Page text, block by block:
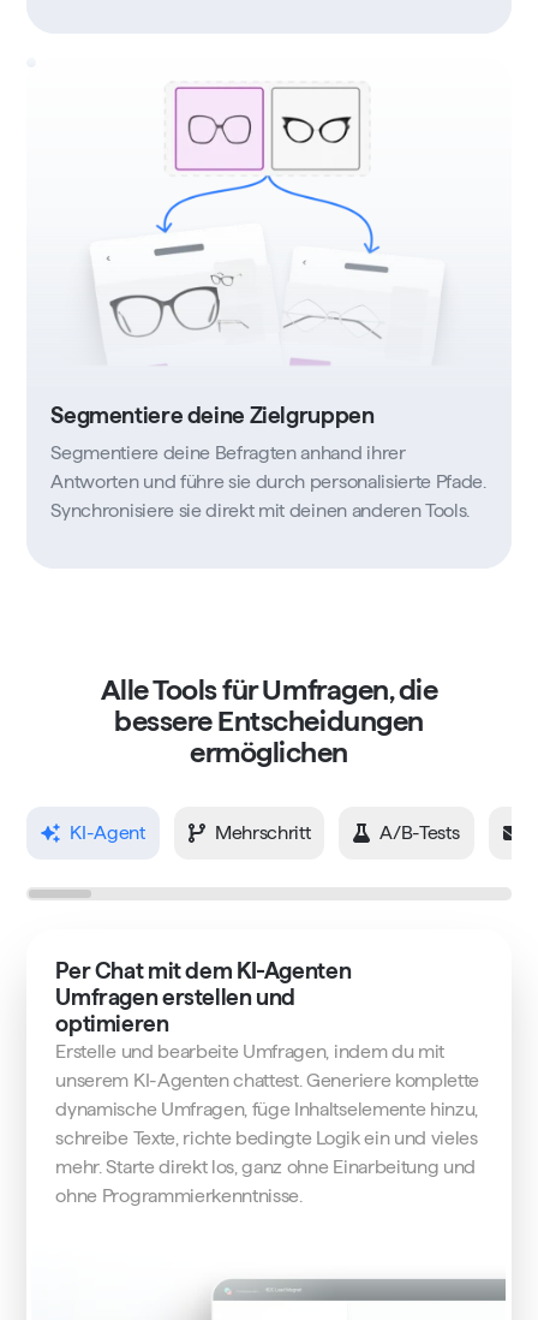
Segmentiere deine Zielgruppen
Segmentiere deine Befragten anhand ihrer
Antworten und führe sie durch personalisierte Pfade.
Synchronisiere sie direkt mit deinen anderen Tools.
Alle Tools für Umfragen, die
bessere Entscheidungen
ermöglichen
KI-Agent Mehrschritt A/B-Tests
Per Chat mit dem KI-Agenten
Umfragen erstellen und
optimieren
Erstelle und bearbeite Umfragen, indem du mit
unserem KI-Agenten chattest. Generiere komplette
dynamische Umfragen, füge Inhaltselemente hinzu,
schreibe Texte, richte bedingte Logik ein und vieles
mehr. Starte direkt los, ganz ohne Einarbeitung und
ohne Programmierkenntnisse.